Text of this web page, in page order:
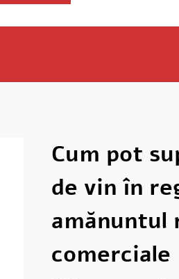
Cum pot
de vin în
amănuntul
comerciale